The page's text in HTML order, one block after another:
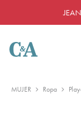
MUJER Ropa